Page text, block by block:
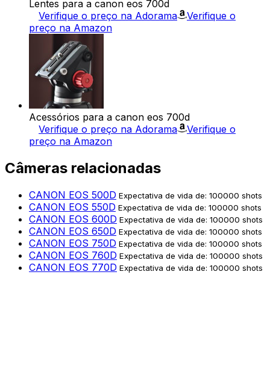
Lentes para a canon eos 700d
Verifique o preço na Adorama
Verifique o
preço na Amazon
Acessórios para a canon eos 700d
Verifique o preço na Adorama
Verifique o
preço na Amazon
Câmeras relacionadas
CANON EOS 500D Expectativa de vida de: 100000 shots
CANON EOS 550D Expectativa de vida de: 100000 shots
CANON EOS 600D Expectativa de vida de: 100000 shots
CANON EOS 650D Expectativa de vida de: 100000 shots
CANON EOS 750D Expectativa de vida de: 100000 shots
CANON EOS 760D Expectativa de vida de: 100000 shots
CANON EOS 770D Expectativa de vida de: 100000 shots